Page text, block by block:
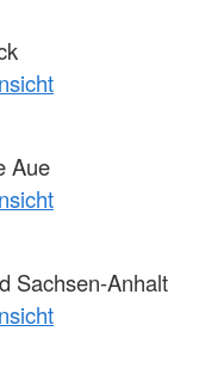
Aue
Sachsen-Anhalt